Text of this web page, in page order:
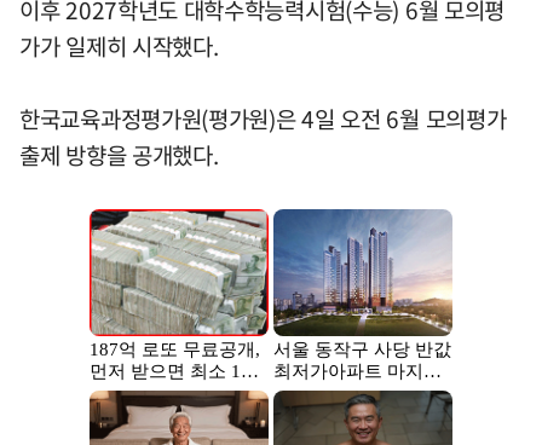
이후 2027학년도 대학수학능력시험(수능) 6월 모의평
가가 일제히 시작했다.
한국교육과정평가원(평가원)은 4일 오전 6월 모의평가
출제 방향을 공개했다.